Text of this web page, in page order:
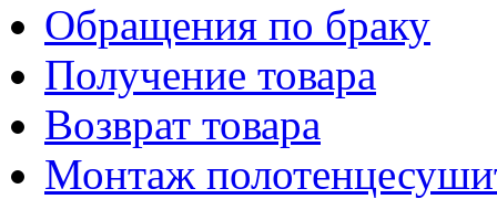
Обращения по браку
Получение товара
Возврат товара
Монтаж